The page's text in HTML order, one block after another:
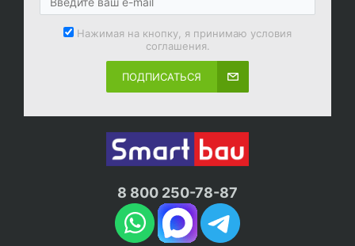
Нажимая на кнопку, я принимаю условия
соглашения.
ПОДПИСАТЬСЯ
8 800 250-78-87